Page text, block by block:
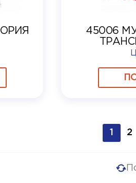
45006
1 2